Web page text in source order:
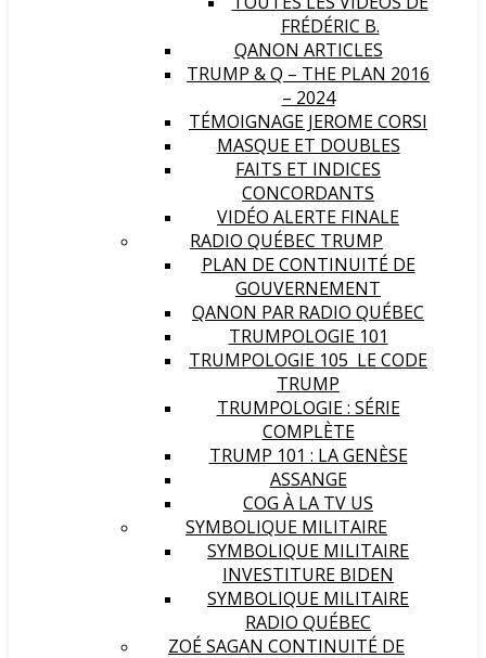
FRÉDÉRIC B.
QANON ARTICLES
TRUMP & Q – THE PLAN 2016
– 2024
TÉMOIGNAGE JEROME CORSI
MASQUE ET DOUBLES
FAITS ET INDICES
CONCORDANTS
VIDÉO ALERTE FINALE
RADIO QUÉBEC TRUMP
PLAN DE CONTINUITÉ DE
GOUVERNEMENT
QANON PAR RADIO QUÉBEC
TRUMPOLOGIE 101
TRUMPOLOGIE 105 LE CODE
TRUMP
TRUMPOLOGIE : SÉRIE
COMPLÈTE
TRUMP 101 : LA GENÈSE
ASSANGE
COG À LA TV US
SYMBOLIQUE MILITAIRE
SYMBOLIQUE MILITAIRE
INVESTITURE BIDEN
SYMBOLIQUE MILITAIRE
RADIO QUÉBEC
ZOÉ SAGAN CONTINUITÉ DE